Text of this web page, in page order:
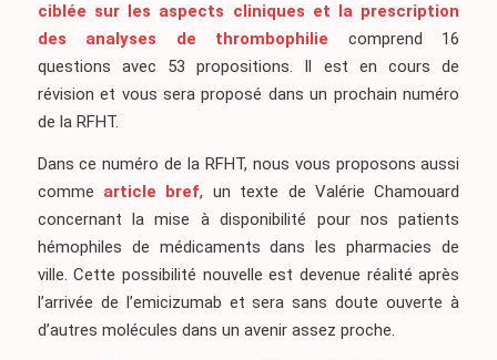
ciblée sur les aspects cliniques et la prescription
des analyses de thrombophilie comprend 16
questions avec 53 propositions. Il est en cours de
révision et vous sera proposé dans un prochain numéro
de la RFHT.
Dans ce numéro de la RFHT, nous vous proposons aussi
comme article bref, un texte de Valérie Chamouard
concernant la mise à disponibilité pour nos patients
hémophiles de médicaments dans les pharmacies de
ville. Cette possibilité nouvelle est devenue réalité après
l’arrivée de l’emicizumab et sera sans doute ouverte à
d’autres molécules dans un avenir assez proche.